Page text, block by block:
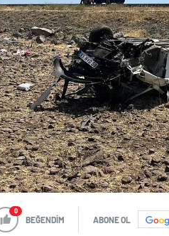
0
BEĞENDİM ABONE OL